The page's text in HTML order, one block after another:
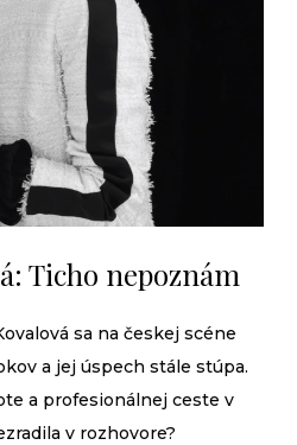
Ticho nepoznám
sa na českej scéne
a jej úspech stále stúpa.
a profesionálnej ceste v
v rozhovore?